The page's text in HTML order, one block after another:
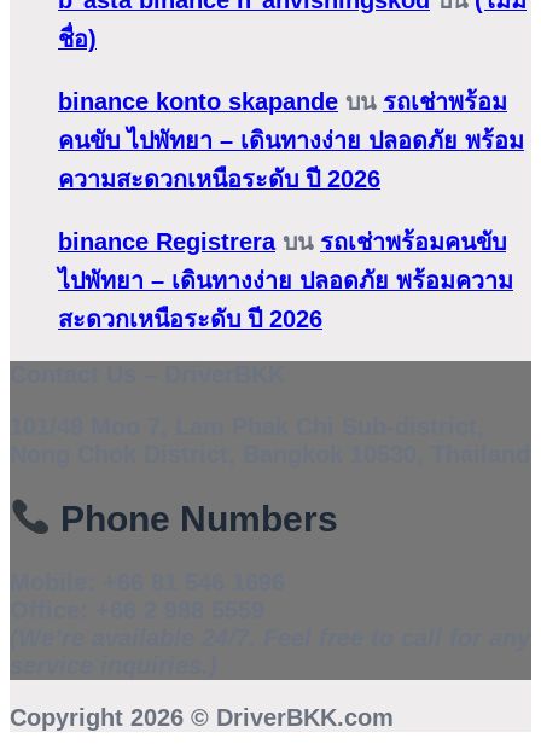
ชื่อ)
binance konto skapande บน รถเช่าพร้อม
คนขับ ไปพัทยา – เดินทางง่าย ปลอดภัย พร้อม
ความสะดวกเหนือระดับ ปี 2026
binance Registreraบน รถเช่าพร้อมคนขับ
ไปพัทยา – เดินทางง่าย ปลอดภัย พร้อมความ
สะดวกเหนือระดับ ปี 2026
Phone Numbers
Copyright 2026 © DriverBKK.com